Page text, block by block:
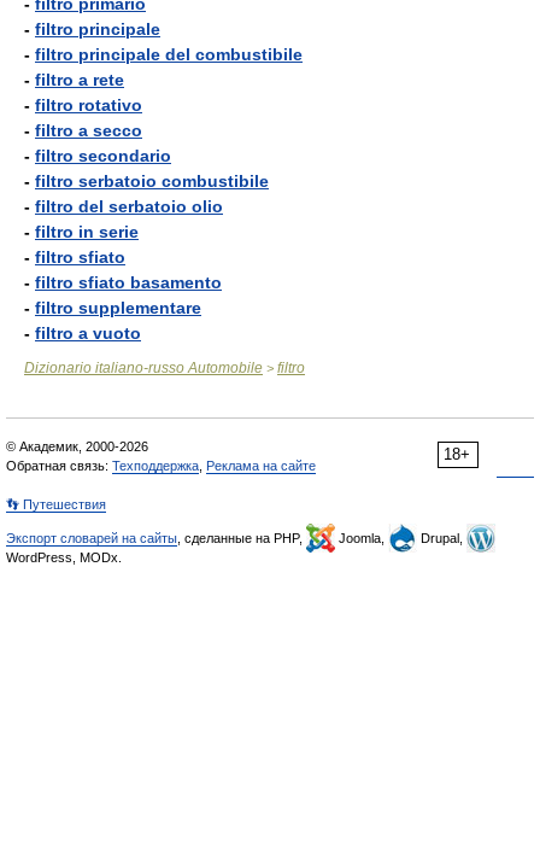
- filtro principale
- filtro principale del combustibile
- filtro a rete
- filtro rotativo
- filtro a secco
- filtro secondario
- filtro serbatoio combustibile
- filtro del serbatoio olio
- filtro in serie
- filtro sfiato
- filtro sfiato basamento
- filtro supplementare
- filtro a vuoto
Dizionario italiano-russo Automobile > filtro
18+
© Академик, 2000-2026
Обратная связь: Техподдержка Реклама на сайте
👣 Путешествия
Экспорт словарей на сайты , сделанные на PHP, Joomla,
Drupal,
WordPress, MODx.